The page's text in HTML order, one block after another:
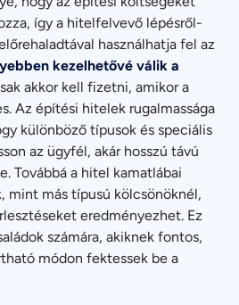
így a hitelfelvevő lépésről-
használhatja fel az
kezelhetővé válik a
akkor kell fizetni, amikor a
Az építési hitelek rugalmassága
különböző típusok és speciális
az ügyfél, akár hosszú távú
Továbbá a hitel kamatlábai
mint más típusú kölcsönöknél,
eredményezhet. Ez
számára, akiknek fontos,
módon fektessek be a